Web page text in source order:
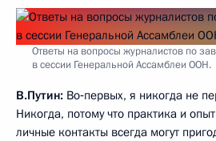
Ответы на вопросы журналистов по
в сессии Генеральной Ассамблеи ООН.
В.Путин: Во‑первых, я никогда не
Никогда, потому что практика и
личные контакты всегда могут